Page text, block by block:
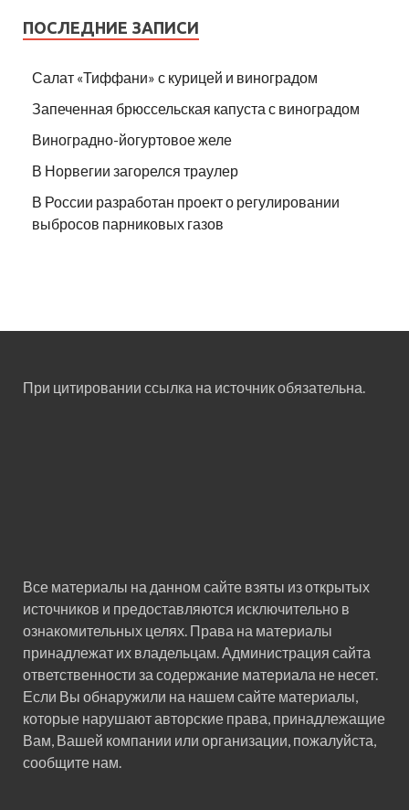
ПОСЛЕДНИЕ ЗАПИСИ
Салат «Тиффани» с курицей и виноградом
Запеченная брюссельская капуста с виноградом
Виноградно-йогуртовое желе
В Норвегии загорелся траулер
В России разработан проект о регулировании
выбросов парниковых газов
При цитировании ссылка на источник обязательна.
Все материалы на данном сайте взяты из открытых
источников и предоставляются исключительно в
ознакомительных целях. Права на материалы
принадлежат их владельцам. Администрация сайта
ответственности за содержание материала не несет.
Если Вы обнаружили на нашем сайте материалы,
которые нарушают авторские права, принадлежащие
Вам, Вашей компании или организации, пожалуйста,
сообщите нам.